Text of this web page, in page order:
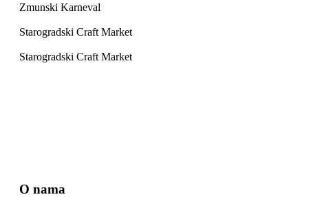
Zmunski Karneval
Starogradski Craft Market
Starogradski Craft Market
O nama